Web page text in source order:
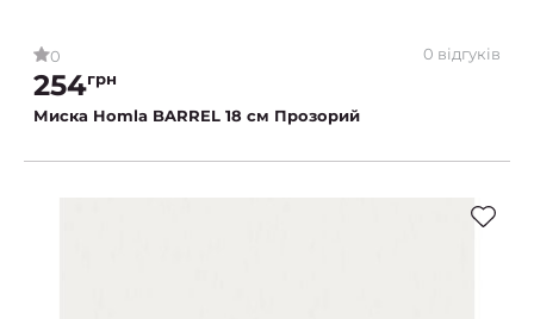
0 0 відгуків
254грн
Миска Homla BARREL 18 см Прозорий